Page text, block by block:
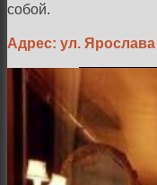
Свадебная
собой.
Адрес: ул.